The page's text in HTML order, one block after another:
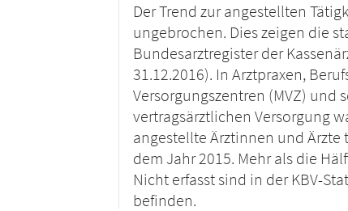
Der Trend zur angestellten
ungebrochen. Dies zeigen die
Bundesarztregister der
31.12.2016). In Arztpraxen,
Versorgungszentren (MVZ) und
vertragsärztlichen Versorgung
angestellte Ärztinnen und Ärzte
dem Jahr 2015. Mehr als die
Nicht erfasst sind in der KBV-
befinden.